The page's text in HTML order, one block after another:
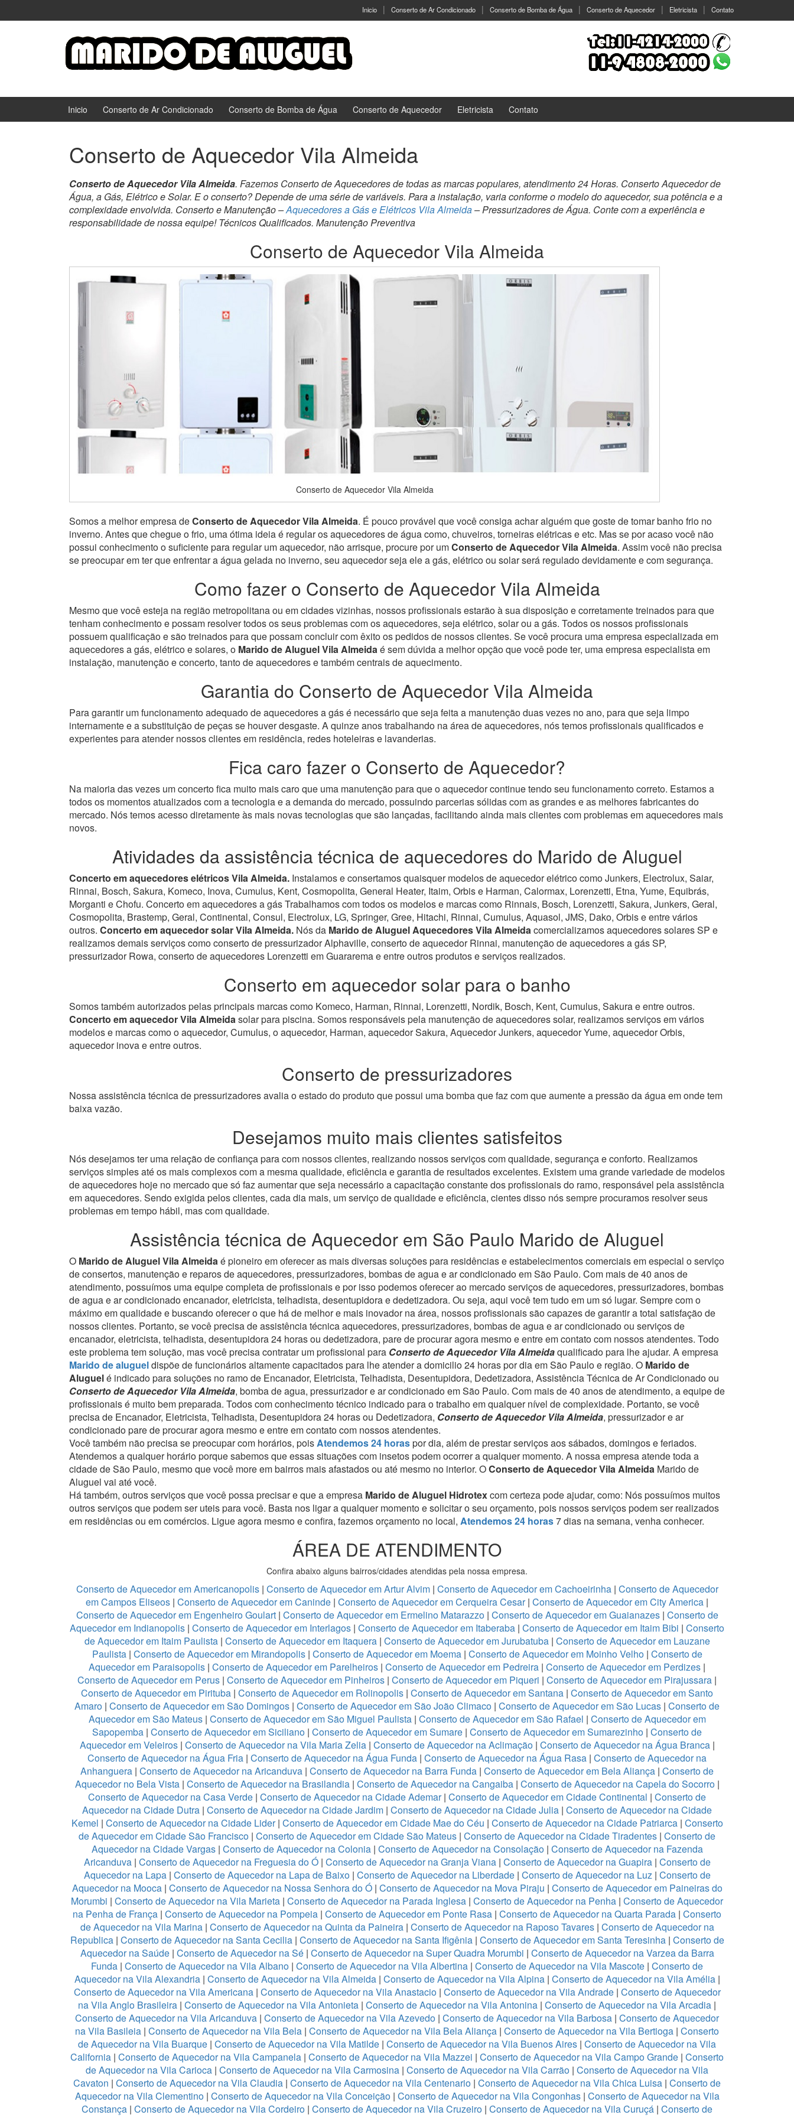
Inicio Conserto de Ar Condicionado Conserto de Bomba de Água Conserto de Aquecedor Eletricista Contato
Inicio Conserto de Ar Condicionado Conserto de Bomba de Água Conserto de Aquecedor Eletricista Contato
Conserto de Aquecedor Vila Almeida
Conserto de Aquecedor Vila Almeida. Fazemos Conserto de Aquecedores de todas as marcas populares, atendimento 24 Horas. Conserto Aquecedor de
Água, a Gás, Elétrico e Solar. E o conserto? Depende de uma série de variáveis. Para a instalação, varia conforme o modelo do aquecedor, sua potência e a
complexidade envolvida. Conserto e Manutenção –Aquecedores a Gás e Elétricos Vila Almeida– Pressurizadores de Água. Conte com a experiência e
responsabilidade de nossa equipe! Técnicos Qualificados. Manutenção Preventiva
Conserto de Aquecedor Vila Almeida
Conserto de Aquecedor Vila Almeida
Somos a melhor empresa deConserto de Aquecedor Vila Almeida. É pouco provável que você consiga achar alguém que goste de tomar banho frio no
inverno. Antes que chegue o frio, uma ótima ideia é regular os aquecedores de água como, chuveiros, torneiras elétricas e etc. Mas se por acaso você não
possui conhecimento o suficiente para regular um aquecedor, não arrisque, procure por umConserto de Aquecedor Vila Almeida. Assim você não precisa
se preocupar em ter que enfrentar a água gelada no inverno, seu aquecedor seja ele a gás, elétrico ou solar será regulado devidamente e com segurança.
Como fazer o Conserto de Aquecedor Vila Almeida
Mesmo que você esteja na região metropolitana ou em cidades vizinhas, nossos profissionais estarão à sua disposição e corretamente treinados para que
tenham conhecimento e possam resolver todos os seus problemas com os aquecedores, seja elétrico, solar ou a gás. Todos os nossos profissionais
possuem qualificação e são treinados para que possam concluir com êxito os pedidos de nossos clientes. Se você procura uma empresa especializada em
aquecedores a gás, elétrico e solares, o Marido de Aluguel Vila Almeidaé sem dúvida a melhor opção que você pode ter, uma empresa especialista em
instalação, manutenção e concerto, tanto de aquecedores e também centrais de aquecimento.
Garantia do Conserto de Aquecedor Vila Almeida
Para garantir um funcionamento adequado de aquecedores a gás é necessário que seja feita a manutenção duas vezes no ano, para que seja limpo
internamente e a substituição de peças se houver desgaste. A quinze anos trabalhando na área de aquecedores, nós temos profissionais qualificados e
experientes para atender nossos clientes em residência, redes hoteleiras e lavanderias.
Fica caro fazer o Conserto de Aquecedor?
Na maioria das vezes um concerto fica muito mais caro que uma manutenção para que o aquecedor continue tendo seu funcionamento correto. Estamos a
todos os momentos atualizados com a tecnologia e a demanda do mercado, possuindo parcerias sólidas com as grandes e as melhores fabricantes do
mercado. Nós temos acesso diretamente às mais novas tecnologias que são lançadas, facilitando ainda mais clientes com problemas em aquecedores mais
novos.
Atividades da assistência técnica de aquecedores do Marido de Aluguel
Concerto em aquecedores elétricos Vila Almeida. Instalamos e consertamos quaisquer modelos de aquecedor elétrico como Junkers, Electrolux, Saiar,
Rinnai, Bosch, Sakura, Komeco, Inova, Cumulus, Kent, Cosmopolita, General Heater, Itaim, Orbis e Harman, Calormax, Lorenzetti, Etna, Yume, Equibrás,
Morganti e Chofu. Concerto em aquecedores a gás Trabalhamos com todos os modelos e marcas como Rinnais, Bosch, Lorenzetti, Sakura, Junkers, Geral,
Cosmopolita, Brastemp, Geral, Continental, Consul, Electrolux, LG, Springer, Gree, Hitachi, Rinnai, Cumulus, Aquasol, JMS, Dako, Orbis e entre vários
outros. Concerto em aquecedor solar Vila Almeida. Nós da Marido de Aluguel Aquecedores Vila Almeidacomercializamos aquecedores solares SP e
realizamos demais serviços como conserto de pressurizador Alphaville, conserto de aquecedor Rinnai, manutenção de aquecedores a gás SP,
pressurizador Rowa, conserto de aquecedores Lorenzetti em Guararema e entre outros produtos e serviços realizados.
Conserto em aquecedor solar para o banho
Somos também autorizados pelas principais marcas como Komeco, Harman, Rinnai, Lorenzetti, Nordik, Bosch, Kent, Cumulus, Sakura e entre outros.
Concerto em aquecedor Vila Almeidasolar para piscina. Somos responsáveis pela manutenção de aquecedores solar, realizamos serviços em vários
modelos e marcas como o aquecedor, Cumulus, o aquecedor, Harman, aquecedor Sakura, Aquecedor Junkers, aquecedor Yume, aquecedor Orbis,
aquecedor inova e entre outros.
Conserto de pressurizadores
Nossa assistência técnica de pressurizadores avalia o estado do produto que possui uma bomba que faz com que aumente a pressão da água em onde tem
baixa vazão.
Desejamos muito mais clientes satisfeitos
Nós desejamos ter uma relação de confiança para com nossos clientes, realizando nossos serviços com qualidade, segurança e conforto. Realizamos
serviços simples até os mais complexos com a mesma qualidade, eficiência e garantia de resultados excelentes. Existem uma grande variedade de modelos
de aquecedores hoje no mercado que só faz aumentar que seja necessário a capacitação constante dos profissionais do ramo, responsável pela assistência
em aquecedores. Sendo exigida pelos clientes, cada dia mais, um serviço de qualidade e eficiência, cientes disso nós sempre procuramos resolver seus
problemas em tempo hábil, mas com qualidade.
Assistência técnica de Aquecedor em São Paulo Marido de Aluguel
O Marido de Aluguel Vila Almeidaé pioneiro em oferecer as mais diversas soluções para residências e estabelecimentos comerciais em especial o serviço
de consertos, manutenção e reparos de aquecedores, pressurizadores, bombas de agua e ar condicionado em São Paulo. Com mais de 40 anos de
atendimento, possuímos uma equipe completa de profissionais e por isso podemos oferecer ao mercado serviços de aquecedores, pressurizadores, bombas
de agua e ar condicionado encanador, eletricista, telhadista, desentupidora e dedetizadora. Ou seja, aqui você tem tudo em um só lugar. Sempre com o
máximo em qualidade e buscando oferecer o que há de melhor e mais inovador na área, nossos profissionais são capazes de garantir a total satisfação de
nossos clientes. Portanto, se você precisa de assistência técnica aquecedores, pressurizadores, bombas de agua e ar condicionado ou serviços de
encanador, eletricista, telhadista, desentupidora 24 horas ou dedetizadora, pare de procurar agora mesmo e entre em contato com nossos atendentes. Todo
este problema tem solução, mas você precisa contratar um profissional para Conserto de Aquecedor Vila Almeidaqualificado para lhe ajudar. A empresa
Marido de alugueldispõe de funcionários altamente capacitados para lhe atender a domicilio 24 horas por dia em São Paulo e região. O Marido de
Aluguelé indicado para soluções no ramo de Encanador, Eletricista, Telhadista, Desentupidora, Dedetizadora, Assistência Técnica de Ar Condicionado ou
Conserto de Aquecedor Vila Almeida, bomba de agua, pressurizador e ar condicionado em São Paulo. Com mais de 40 anos de atendimento, a equipe de
profissionais é muito bem preparada. Todos com conhecimento técnico indicado para o trabalho em qualquer nível de complexidade. Portanto, se você
precisa de Encanador, Eletricista, Telhadista, Desentupidora 24 horas ou Dedetizadora, Conserto de Aquecedor Vila Almeida, pressurizador e ar
condicionado pare de procurar agora mesmo e entre em contato com nossos atendentes.
Você também não precisa se preocupar com horários, poisAtendemos 24 horaspor dia, além de prestar serviços aos sábados, domingos e feriados.
Atendemos a qualquer horário porque sabemos que essas situações com insetos podem ocorrer a qualquer momento. A nossa empresa atende toda a
cidade de São Paulo, mesmo que você more em bairros mais afastados ou até mesmo no interior. OConserto de Aquecedor Vila Almeida Marido de
Aluguel vai até você.
Há também, outros serviços que você possa precisar e que a empresa Marido de Aluguel Hidrotexcom certeza pode ajudar, como: Nós possuímos muitos
outros serviços que podem ser uteis para você. Basta nos ligar a qualquer momento e solicitar o seu orçamento, pois nossos serviços podem ser realizados
em residências ou em comércios. Ligue agora mesmo e confira, fazemos orçamento no local, Atendemos 24 horas7 dias na semana, venha conhecer.
ÁREA DE ATENDIMENTO
Confira abaixo alguns bairros/cidades atendidas pela nossa empresa.
Conserto de Aquecedor em Americanopolis | Conserto de Aquecedor em Artur Alvim | Conserto de Aquecedor em Cachoeirinha| Conserto de Aquecedor
em Campos Eliseos | Conserto de Aquecedor em Caninde | Conserto de Aquecedor em Cerqueira Cesar| Conserto de Aquecedor em City America |
Conserto de Aquecedor em Engenheiro Goulart | Conserto de Aquecedor em Ermelino Matarazzo | Conserto de Aquecedor em Guaianazes| Conserto de
Aquecedor em Indianopolis | Conserto de Aquecedor em Interlagos | Conserto de Aquecedor em Itaberaba | Conserto de Aquecedor em Itaim Bibi | Conserto
de Aquecedor em Itaim Paulista | Conserto de Aquecedor em Itaquera| Conserto de Aquecedor em Jurubatuba| Conserto de Aquecedor em Lauzane
Paulista | Conserto de Aquecedor em Mirandopolis| Conserto de Aquecedor em Moema| Conserto de Aquecedor em Moinho Velho | Conserto de
Aquecedor em Paraisopolis | Conserto de Aquecedor em Parelheiros | Conserto de Aquecedor em Pedreira | Conserto de Aquecedor em Perdizes |
Conserto de Aquecedor em Perus | Conserto de Aquecedor em Pinheiros | Conserto de Aquecedor em Piqueri | Conserto de Aquecedor em Pirajussara |
Conserto de Aquecedor em Pirituba | Conserto de Aquecedor em Rolinopolis | Conserto de Aquecedor em Santana | Conserto de Aquecedor em Santo
Amaro | Conserto de Aquecedor em São Domingos | Conserto de Aquecedor em São João Climaco | Conserto de Aquecedor em São Lucas | Conserto de
Aquecedor em São Mateus | Conserto de Aquecedor em São Miguel Paulista| Conserto de Aquecedor em São Rafael | Conserto de Aquecedor em
Sapopemba | Conserto de Aquecedor em Siciliano | Conserto de Aquecedor em Sumare | Conserto de Aquecedor em Sumarezinho | Conserto de
Aquecedor em Veleiros| Conserto de Aquecedor na Vila Maria Zelia| Conserto de Aquecedor na Aclimação| Conserto de Aquecedor na Água Branca|
Conserto de Aquecedor na Água Fria | Conserto de Aquecedor na Água Funda | Conserto de Aquecedor na Água Rasa | Conserto de Aquecedor na
Anhanguera | Conserto de Aquecedor na Aricanduva | Conserto de Aquecedor na Barra Funda | Conserto de Aquecedor em Bela Aliança | Conserto de
Aquecedor no Bela Vista| Conserto de Aquecedor na Brasilandia| Conserto de Aquecedor na Cangaiba| Conserto de Aquecedor na Capela do Socorro |
Conserto de Aquecedor na Casa Verde | Conserto de Aquecedor na Cidade Ademar| Conserto de Aquecedor em Cidade Continental | Conserto de
Aquecedor na Cidade Dutra | Conserto de Aquecedor na Cidade Jardim | Conserto de Aquecedor na Cidade Julia | Conserto de Aquecedor na Cidade
Kemel | Conserto de Aquecedor na Cidade Lider| Conserto de Aquecedor em Cidade Mae do Céu | Conserto de Aquecedor na Cidade Patriarca| Conserto
de Aquecedor em Cidade São Francisco | Conserto de Aquecedor em Cidade São Mateus | Conserto de Aquecedor na Cidade Tiradentes | Conserto de
Aquecedor na Cidade Vargas | Conserto de Aquecedor na Colonia| Conserto de Aquecedor na Consolação | Conserto de Aquecedor na Fazenda
Aricanduva| Conserto de Aquecedor na Freguesia do Ó| Conserto de Aquecedor na Granja Viana| Conserto de Aquecedor na Guapira| Conserto de
Aquecedor na Lapa| Conserto de Aquecedor na Lapa de Baixo | Conserto de Aquecedor na Liberdade | Conserto de Aquecedor na Luz| Conserto de
Aquecedor na Mooca| Conserto de Aquecedor na Nossa Senhora do Ó| Conserto de Aquecedor na Mova Piraju | Conserto de Aquecedor em Paineiras do
Morumbi | Conserto de Aquecedor na Vila Marieta | Conserto de Aquecedor na Parada Inglesa | Conserto de Aquecedor na Penha | Conserto de Aquecedor
na Penha de França | Conserto de Aquecedor na Pompeia | Conserto de Aquecedor em Ponte Rasa | Conserto de Aquecedor na Quarta Parada | Conserto
de Aquecedor na Vila Marina| Conserto de Aquecedor na Quinta da Paineira| Conserto de Aquecedor na Raposo Tavares| Conserto de Aquecedor na
Republica| Conserto de Aquecedor na Santa Cecilia| Conserto de Aquecedor na Santa Ifigênia | Conserto de Aquecedor em Santa Teresinha| Conserto de
Aquecedor na Saúde| Conserto de Aquecedor na Sé| Conserto de Aquecedor na Super Quadra Morumbi | Conserto de Aquecedor na Varzea da Barra
Funda | Conserto de Aquecedor na Vila Albano | Conserto de Aquecedor na Vila Albertina | Conserto de Aquecedor na Vila Mascote | Conserto de
Aquecedor na Vila Alexandria| Conserto de Aquecedor na Vila Almeida | Conserto de Aquecedor na Vila Alpina | Conserto de Aquecedor na Vila Amélia |
Conserto de Aquecedor na Vila Americana| Conserto de Aquecedor na Vila Anastacio| Conserto de Aquecedor na Vila Andrade| Conserto de Aquecedor
na Vila Anglo Brasileira | Conserto de Aquecedor na Vila Antonieta | Conserto de Aquecedor na Vila Antonina | Conserto de Aquecedor na Vila Arcadia |
Conserto de Aquecedor na Vila Aricanduva | Conserto de Aquecedor na Vila Azevedo | Conserto de Aquecedor na Vila Barbosa | Conserto de Aquecedor
na Vila Basileia | Conserto de Aquecedor na Vila Bela | Conserto de Aquecedor na Vila Bela Aliança | Conserto de Aquecedor na Vila Bertioga | Conserto
de Aquecedor na Vila Buarque | Conserto de Aquecedor na Vila Matilde | Conserto de Aquecedor na Vila Buenos Aires | Conserto de Aquecedor na Vila
California | Conserto de Aquecedor na Vila Campanela | Conserto de Aquecedor na Vila Mazzei | Conserto de Aquecedor na Vila Campo Grande | Conserto
de Aquecedor na Vila Carioca | Conserto de Aquecedor na Vila Carmosina | Conserto de Aquecedor na Vila Carrão | Conserto de Aquecedor na Vila
Cavaton | Conserto de Aquecedor na Vila Claudia | Conserto de Aquecedor na Vila Centenario | Conserto de Aquecedor na Vila Chica Luisa | Conserto de
Aquecedor na Vila Clementino| Conserto de Aquecedor na Vila Conceição| Conserto de Aquecedor na Vila Congonhas| Conserto de Aquecedor na Vila
Constança | Conserto de Aquecedor na Vila Cordeiro | Conserto de Aquecedor na Vila Cruzeiro | Conserto de Aquecedor na Vila Curuçá | Conserto de